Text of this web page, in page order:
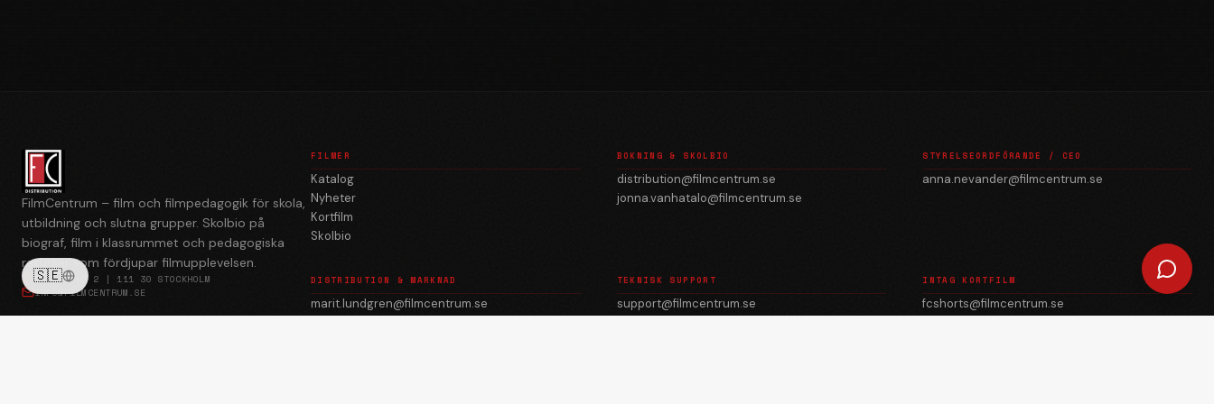
FilmCentrum – film och filmpedagogik för skola,
utbildning och slutna grupper. Skolbio på
biograf, film i klassrummet och pedagogiska
resurser som fördjupar filmupplevelsen.
BREDGRÄND 2 | 111 30 STOCKHOLM
INFO@FILMCENTRUM.SE
FILMER
Katalog
Nyheter
Kortfilm
Skolbio
BOKNING & SKOLBIO
distribution@filmcentrum.se
jonna.vanhatalo@filmcentrum.se
STYRELSEORDFÖRANDE / CEO
anna.nevander@filmcentrum.se
DISTRIBUTION & MARKNAD
marit.lundgren@filmcentrum.se
TEKNISK SUPPORT
support@filmcentrum.se
INTAG KORTFILM
fcshorts@filmcentrum.se
🇸🇪